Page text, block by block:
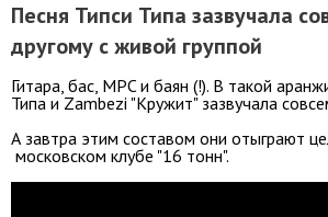
Песня Типси Типа зазвучала
другому с живой группой
Гитара, бас, MPC и баян (!). В такой
Типа и Zambezi "Кружит" зазвучала
А завтра этим составом они отыграют
московском клубе "16 тонн".